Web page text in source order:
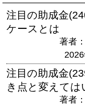
注目の助成金
ケースとは
著者
注目の助成金
き点と変えては
著者